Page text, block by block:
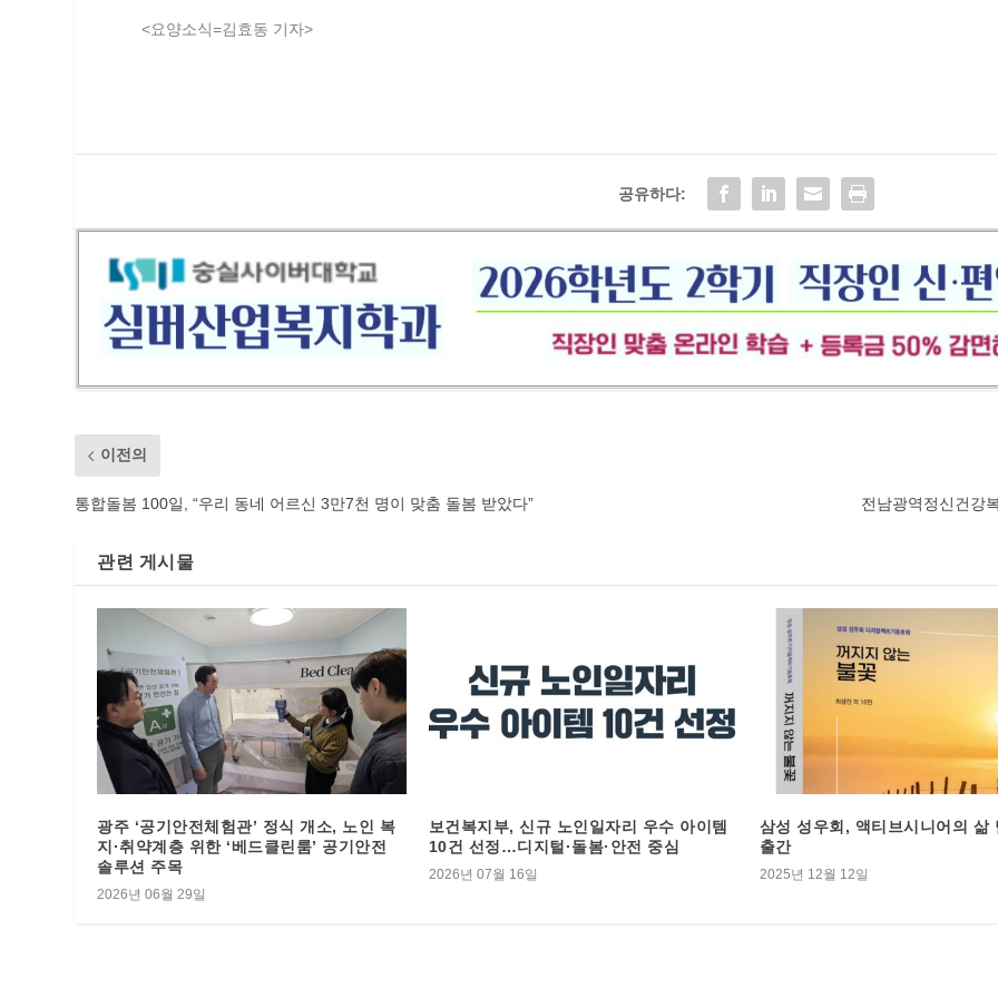
<요양소식=김효동 기자>
공유하다:
이전의
통합돌봄 100일, “우리 동네 어르신 3만7천 명이 맞춤 돌봄 받았다” 전남광역정신건강
관련 게시물
광주 ‘공기안전체험관’ 정식 개소, 노인 복
지·취약계층 위한 ‘베드클린룸’ 공기안전
솔루션 주목
2026년 06월 29일
보건복지부, 신규 노인일자리 우수 아이템
10건 선정…디지털·돌봄·안전 중심
2026년 07월 16일
삼성 성우회, 액티브시니어의 삶
출간
2025년 12월 12일